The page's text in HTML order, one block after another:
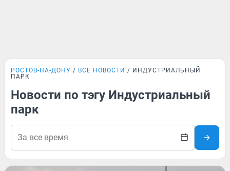
РОСТОВ-НА-ДОНУ ВСЕ НОВОСТИ
ИНДУСТРИАЛЬНЫЙ
ПАРК
Новости по тэгу Индустриальный
парк